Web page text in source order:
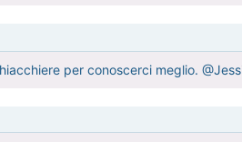
per conoscerci meglio.